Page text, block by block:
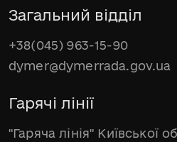
Загальний відділ
+38(045) 963-15-90
dymer@dymerrada.gov.ua
Гарячі лінії
"Гаряча лінія" Київської